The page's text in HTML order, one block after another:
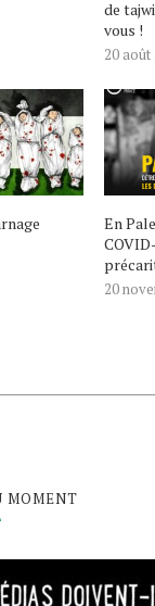
LE COVID-19
PRÉCARITÉ
2020
de
vous !
20 août
En
20
MOMENT